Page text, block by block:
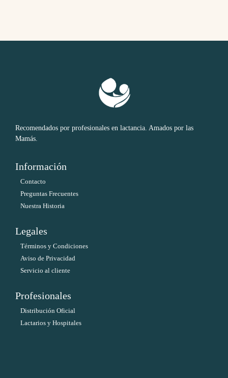
Recomendados por profesionales en lactancia. Amados por las
Mamás.
Información
Contacto
Preguntas Frecuentes
Nuestra Historia
Legales
Términos y Condiciones
Aviso de Privacidad
Servicio al cliente
Profesionales
Distribución Oficial
Lactarios y Hospitales